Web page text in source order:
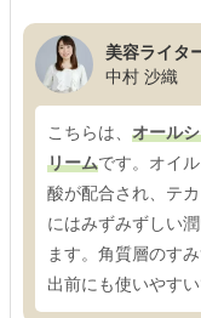
美容ライタ
中村 沙織
こちらは、 オール
リームです。オイ
酸が配合され、テ
にはみずみずしい
ます。角質層のす
出前にも使いやすい